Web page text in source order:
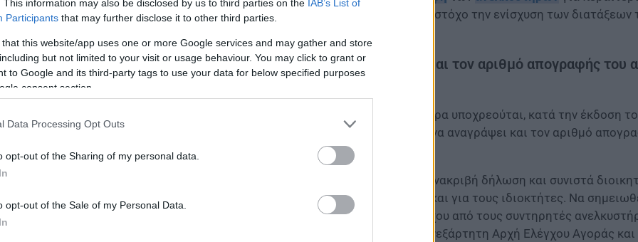
This information may also be disclosed by us to third parties on the IAB’s List of
Participants that may further disclose it to other third parties.
this website/app uses one or more Google services and may gather and store
but not limited to your visit or usage behaviour. You may click to grant or
to Google and its third-party tags to use your data for below specified purposes
consent section.
Data Processing Opt Outs
opt-out of the Sharing of my personal data.
opt-out of the Sale of my Personal Data.
περιλαμβάνεται στο πολυνομοσχέδιο που συζητείται στη Βουλή με στόχο την ενίσχυση των διατάξεων
συντηρητής-εγκαταστάτης υποχρεούται να αναγράψει και τον αριθμό απογραφής του
προβλέπεται ότι ο υπεύθυνος συντηρητής-εγκαταστάτης ανελκυστήρα υποχρεούται, κατά την έκδοση
παραστατικού για παροχή υπηρεσιών συντήρησης-εγκατάστασης, να αναγράψει και τον αριθμό
αναγραφής του αριθμού απογραφής στο παραστατικό ισούται με ανακριβή δήλωση και συνιστά
διοικητικές κυρώσεις και στον συντηρητή όπως αυτές προβλέπονται και για τους ιδιοκτήτες. Να
σε Μητρώο του υπουργείου Ανάπτυξης των πιστοποιητικών ελέγχου από τους συντηρητές
έλεγχο συμμόρφωσης και για επιβολή των διοικητικών κυρώσεων είναι η Ανεξάρτητη Αρχή Ελέγχου Αγοράς